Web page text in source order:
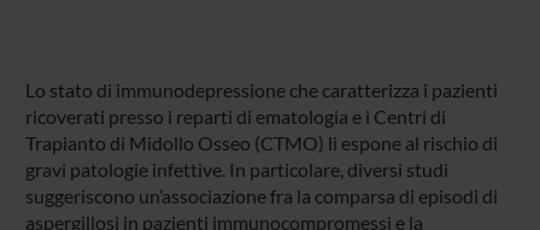
Lo stato di immunodepressione che caratterizza i pazienti
ricoverati presso i reparti di ematologia e i Centri di
Trapianto di Midollo Osseo (CTMO) li espone al rischio di
gravi patologie infettive. In particolare, diversi studi
suggeriscono un’associazione fra la comparsa di episodi di
aspergillosi in pazienti immunocompromessi e la